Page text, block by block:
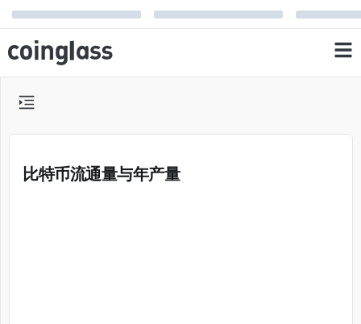
比特币流通量与年产量